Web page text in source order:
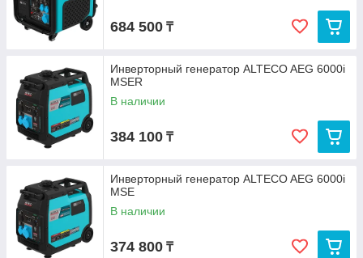
684 500 ₸
Инверторный генератор ALTECO AEG 6000i
MSER
В наличии
384 100 ₸
Инверторный генератор ALTECO AEG 6000i
MSE
В наличии
374 800 ₸